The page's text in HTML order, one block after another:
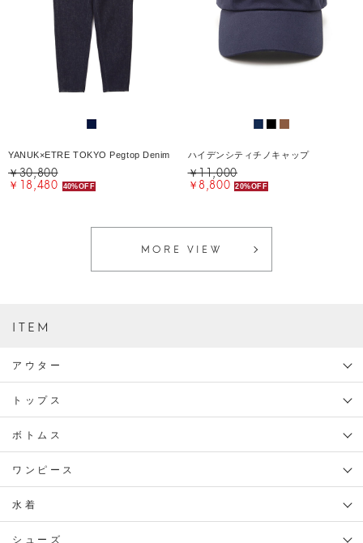
YANUK×ETRE TOKYO Pegtop Denim
￥30,800
￥18,480 40%OFF
ハイデンシティチノキャップ
￥11,000
￥8,800 20%OFF
MORE VIEW
ITEM
アウター
トップス
ボトムス
ワンピース
水着
シューズ